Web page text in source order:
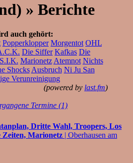
» Berichte
auch gehört:
Popperklopper Morgentot OHL
Die Siffer Kafkas Die
S.I.K. Marionetz Atemnot Nichts
Shocks Ausbruch Ni Ju San
Verunreinigung
(powered by last.fm)
Termine (1)
Dritte Wahl, Troopers, Los
Zeiten, Marionetz | Oberhausen am